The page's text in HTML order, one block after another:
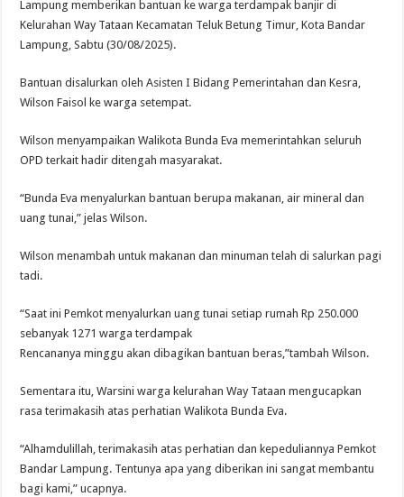
Lampung memberikan bantuan ke warga terdampak banjir di
Kelurahan Way Tataan Kecamatan Teluk Betung Timur, Kota Bandar
Lampung, Sabtu (30/08/2025).
Bantuan disalurkan oleh Asisten I Bidang Pemerintahan dan Kesra,
Wilson Faisol ke warga setempat.
Wilson menyampaikan Walikota Bunda Eva memerintahkan seluruh
OPD terkait hadir ditengah masyarakat.
“Bunda Eva menyalurkan bantuan berupa makanan, air mineral dan
uang tunai,” jelas Wilson.
Wilson menambah untuk makanan dan minuman telah di salurkan pagi
tadi.
“Saat ini Pemkot menyalurkan uang tunai setiap rumah Rp 250.000
sebanyak 1271 warga terdampak
Rencananya minggu akan dibagikan bantuan beras,”tambah Wilson.
Sementara itu, Warsini warga kelurahan Way Tataan mengucapkan
rasa terimakasih atas perhatian Walikota Bunda Eva.
“Alhamdulillah, terimakasih atas perhatian dan kepeduliannya Pemkot
Bandar Lampung. Tentunya apa yang diberikan ini sangat membantu
bagi kami,” ucapnya.